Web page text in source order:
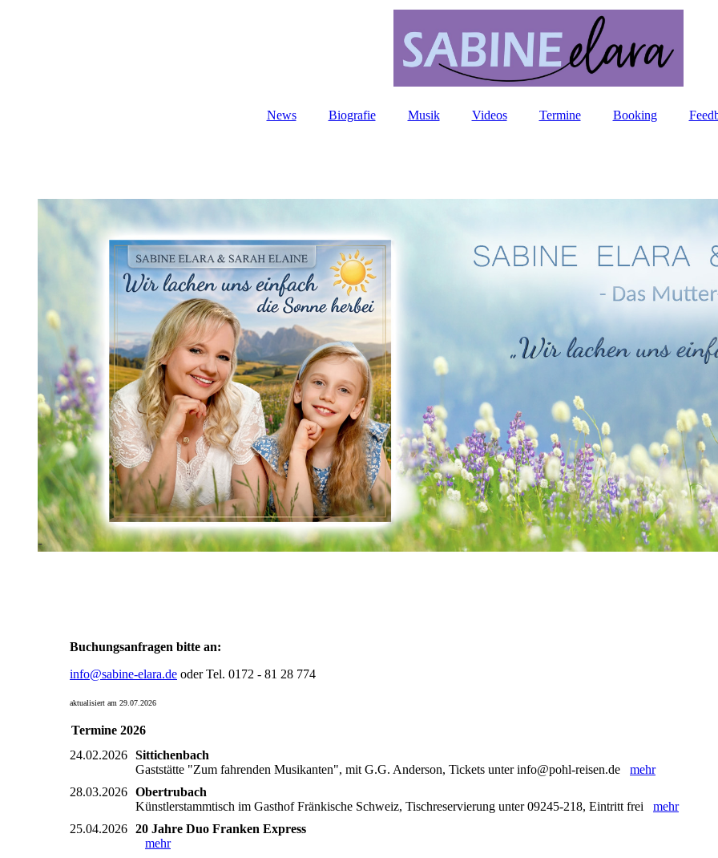
News Biografie Musik Videos Termine Booking
Buchungsanfragen bitte an:
info@sabine-elara.de oder Tel. 0172 - 81 28 774
aktualisiert am 29.07.2026
Termine 2026
24.02.2026 Sittichenbach
Gaststätte "Zum fahrenden Musikanten", mit G.G. Anderson, Tickets unter info@pohl-reisen.de mehr
28.03.2026 Obertrubach
Künstlerstammtisch im Gasthof Fränkische Schweiz, Tischreservierung unter 09245-218, Eintritt frei mehr
25.04.2026 20 Jahre Duo Franken Express
mehr